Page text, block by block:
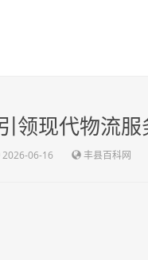
领现代物流
2026-06-16 丰县百科网